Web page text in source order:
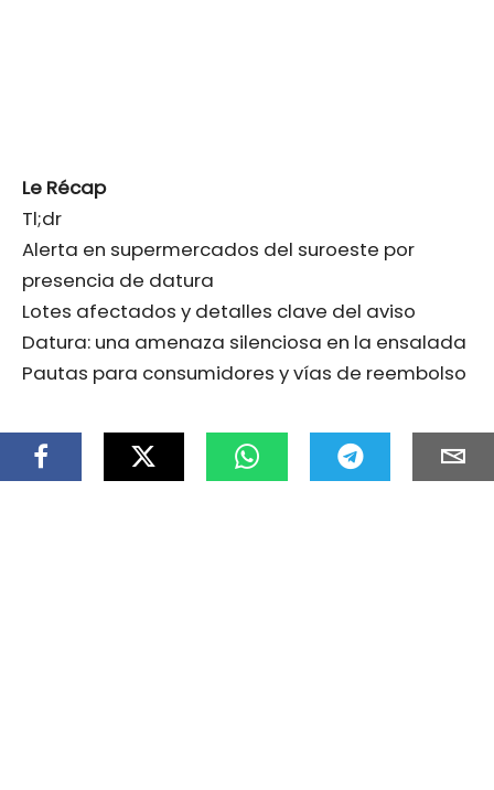
Le Récap
Tl;dr
Alerta en supermercados del suroeste por
presencia de datura
Lotes afectados y detalles clave del aviso
Datura: una amenaza silenciosa en la ensalada
Pautas para consumidores y vías de reembolso